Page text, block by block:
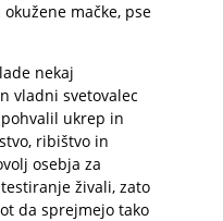
mačke, pse
nekaj
vladni svetovalec
ukrep in
ribištvo in
osebja za
živali, zato
da sprejmejo tako